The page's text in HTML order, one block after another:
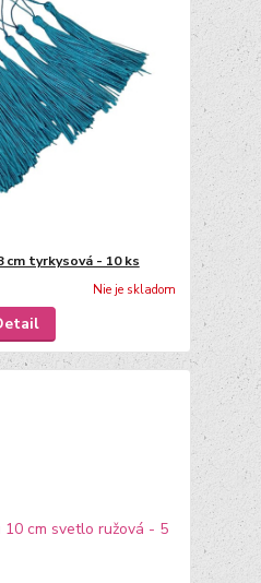
tyrkysová - 10 ks
Nie je skladom